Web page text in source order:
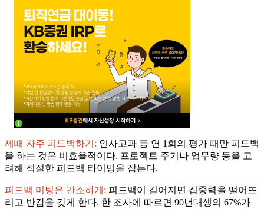
제때 자주 피드백하기: 인사고과 등 연 1회의 평가 때만 피드백
을 하는 것은 비효율적이다. 프로젝트 주기나 업무량 등을 고
려해 적절한 피드백 타이밍을 잡는다.
피드백 미팅은 간소하게: 피드백이 길어지면 집중력을 떨어뜨
리고 반감을 갖게 한다. 한 조사에 따르면 90년대생의 67%가